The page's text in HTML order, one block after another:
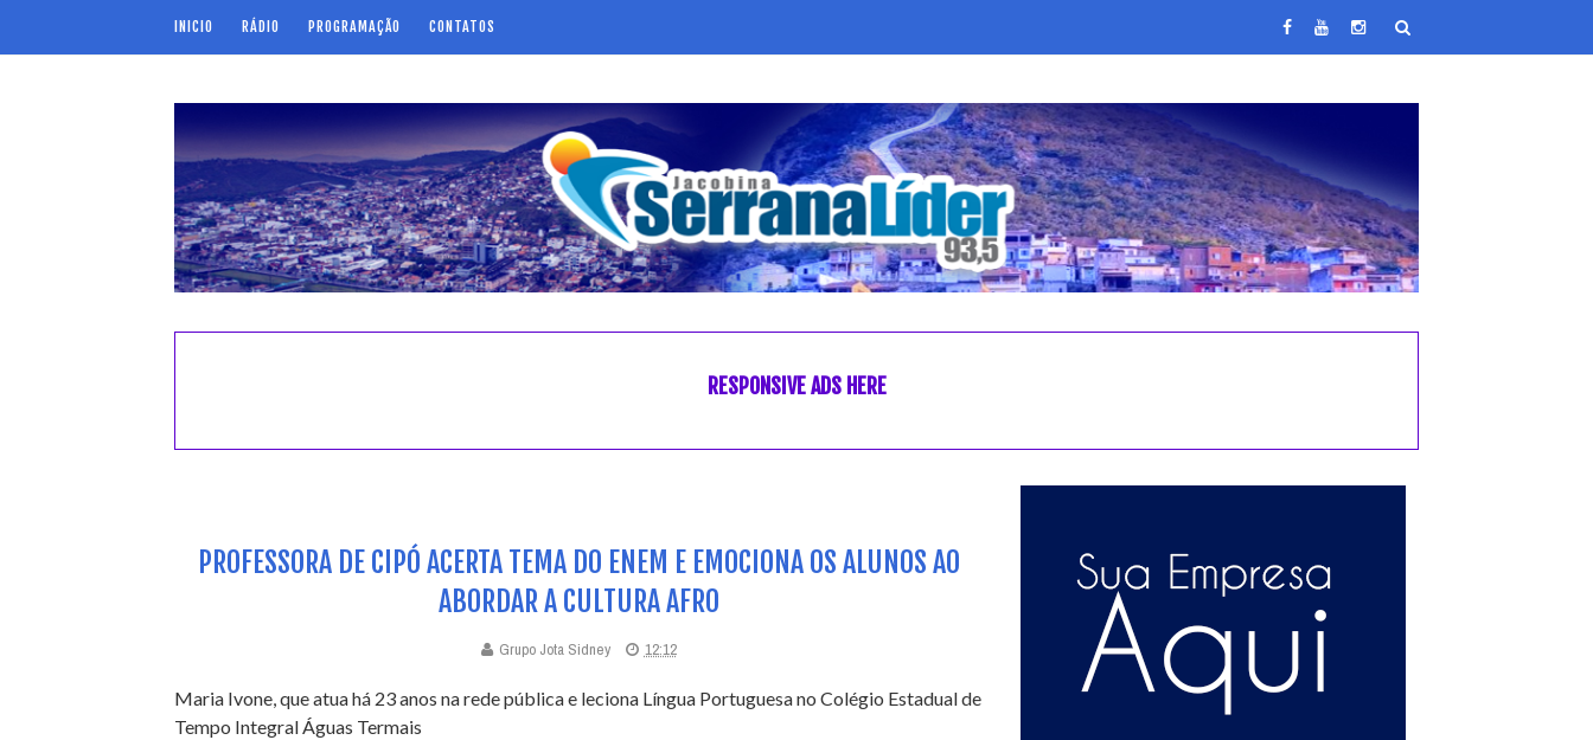
INICIO RÁDIO PROGRAMAÇÃO CONTATOS
RESPONSIVE ADS HERE
PROFESSORA DE CIPÓ ACERTA TEMA DO ENEM E EMOCIONA OS ALUNOS AO
ABORDAR A CULTURA AFRO
Grupo Jota Sidney 12:12
Maria Ivone, que atua há 23 anos na rede pública e leciona Língua Portuguesa no Colégio Estadual de
Tempo Integral Águas Termais